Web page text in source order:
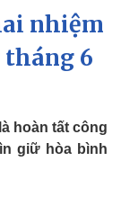
tiết
nhiệm
tháng 6
hoàn tất công
giữ hòa bình